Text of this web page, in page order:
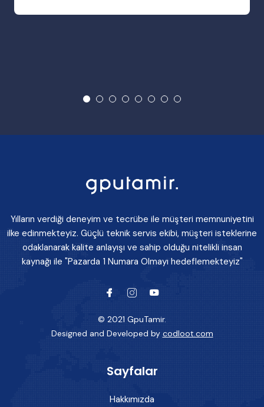
Yılların verdiği deneyim ve tecrübe ile müşteri memnuniyetini
ilke edinmekteyiz. Güçlü teknik servis ekibi, müşteri isteklerine
odaklanarak kalite anlayışı ve sahip olduğu nitelikli insan
kaynağı ile "Pazarda 1 Numara Olmayı hedeflemekteyiz"
© 2021 GpuTamir.
Designed and Developed by codloot.com
Sayfalar
Hakkımızda